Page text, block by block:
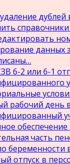
дублей
данных
6-2 или 6-1
рабочий день
обеспечение
часть
отпуск в